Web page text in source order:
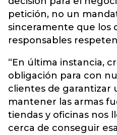
petición, no un
sinceramente que los
responsables
“En última instancia,
obligación para con
clientes de garantizar
mantener las armas
tiendas y oficinas nos
cerca de conseguir